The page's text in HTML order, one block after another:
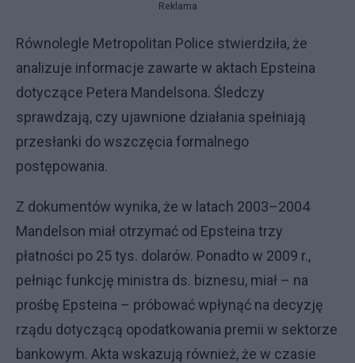
Reklama
Równolegle Metropolitan Police stwierdziła, że
analizuje informacje zawarte w aktach Epsteina
dotyczące Petera Mandelsona. Śledczy
sprawdzają, czy ujawnione działania spełniają
przesłanki do wszczęcia formalnego
postępowania.
Z dokumentów wynika, że w latach 2003–2004
Mandelson miał otrzymać od Epsteina trzy
płatności po 25 tys. dolarów. Ponadto w 2009 r.,
pełniąc funkcję ministra ds. biznesu, miał – na
prośbę Epsteina – próbować wpłynąć na decyzję
rządu dotyczącą opodatkowania premii w sektorze
bankowym. Akta wskazują również, że w czasie